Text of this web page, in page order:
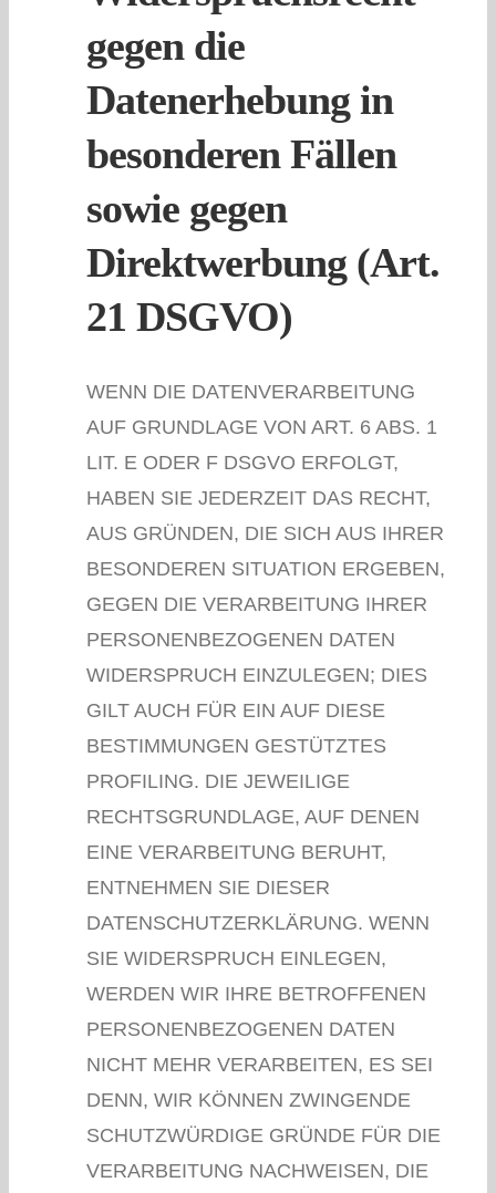
gegen die
Datenerhebung in
besonderen Fällen
sowie gegen
Direktwerbung (Art.
21 DSGVO)
WENN DIE DATENVERARBEITUNG
AUF GRUNDLAGE VON ART. 6 ABS. 1
LIT. E ODER F DSGVO ERFOLGT,
HABEN SIE JEDERZEIT DAS RECHT,
AUS GRÜNDEN, DIE SICH AUS IHRER
BESONDEREN SITUATION ERGEBEN,
GEGEN DIE VERARBEITUNG IHRER
PERSONENBEZOGENEN DATEN
WIDERSPRUCH EINZULEGEN; DIES
GILT AUCH FÜR EIN AUF DIESE
BESTIMMUNGEN GESTÜTZTES
PROFILING. DIE JEWEILIGE
RECHTSGRUNDLAGE, AUF DENEN
EINE VERARBEITUNG BERUHT,
ENTNEHMEN SIE DIESER
DATENSCHUTZERKLÄRUNG. WENN
SIE WIDERSPRUCH EINLEGEN,
WERDEN WIR IHRE BETROFFENEN
PERSONENBEZOGENEN DATEN
NICHT MEHR VERARBEITEN, ES SEI
DENN, WIR KÖNNEN ZWINGENDE
SCHUTZWÜRDIGE GRÜNDE FÜR DIE
VERARBEITUNG NACHWEISEN, DIE